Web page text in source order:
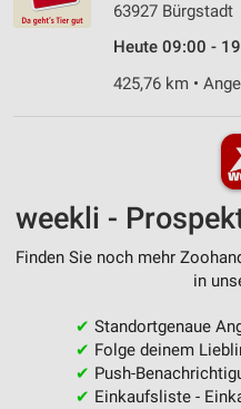
63927 Bürgstadt
Heute 09:00 -
425,76 km •
weekli -
Finden Sie noch mehr
in
✔ Standortgenaue
✔ Folge deinem
✔ Push-
✔ Einkaufsliste -